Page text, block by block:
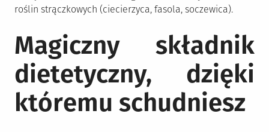
roślin strączkowych (ciecierzyca, fasola, soczewica).
Magiczny składnik
dietetyczny, dzięki
któremu schudniesz